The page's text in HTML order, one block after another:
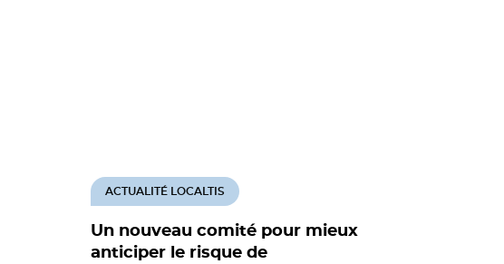
Un nouveau comité pour mieux
anticiper le risque de
ACTUALITÉ LOCALTIS